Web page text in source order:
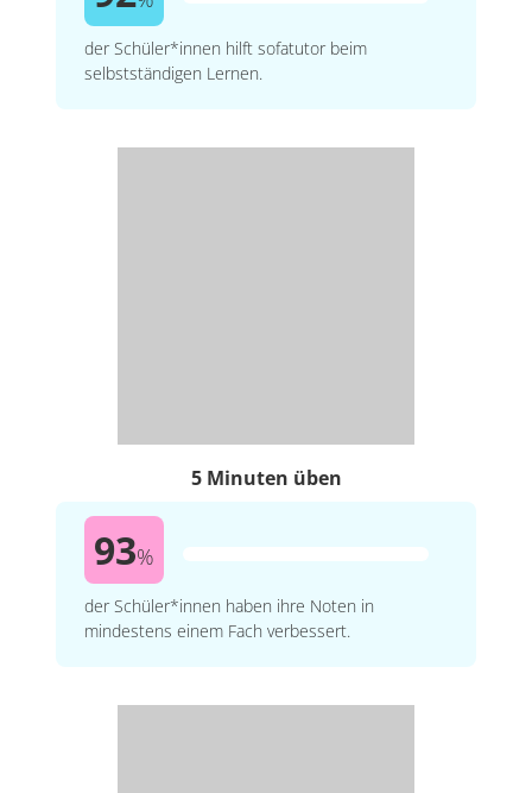
der Schüler*innen hilft sofatutor beim
selbstständigen Lernen.
5 Minuten üben
93%
der Schüler*innen haben ihre Noten in
mindestens einem Fach verbessert.